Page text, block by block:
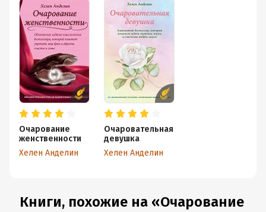
Очарование
женственности
Хелен Анделин
Очаровательная
девушка
Хелен Анделин
Книги, похожие на «Очарование